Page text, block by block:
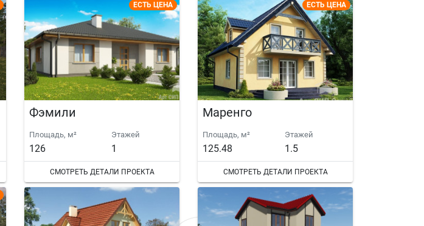
ЕСТЬ ЦЕНА
Фэмили
Площадь, м²
126
Этажей
1
СМОТРЕТЬ ДЕТАЛИ ПРОЕКТА
ЕСТЬ ЦЕНА
Маренго
Площадь, м²
125.48
Этажей
1.5
СМОТРЕТЬ ДЕТАЛИ ПРОЕКТА